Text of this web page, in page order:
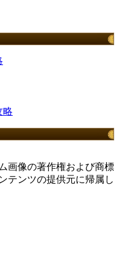
略
画像の著作権および商標
テンツの提供元に帰属し